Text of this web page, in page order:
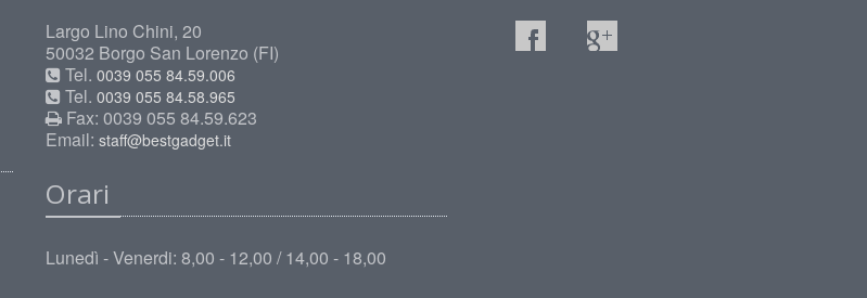
Largo Lino Chini, 20
50032 Borgo San Lorenzo (FI)
Tel. 0039 055 84.59.006
Tel. 0039 055 84.58.965
Fax: 0039 055 84.59.623
Email: staff@bestgadget.it
Orari
Lunedì - Venerdi: 8,00 - 12,00 / 14,00 - 18,00